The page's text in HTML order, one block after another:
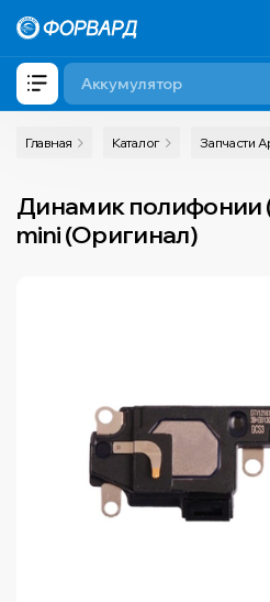
Главная Каталог Запчасти
Динамик полифонии
mini (Оригинал)